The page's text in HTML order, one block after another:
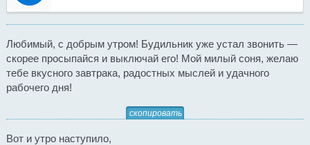
Любимый, с добрым утром! Будильник уже устал звонить —
скорее просыпайся и выключай его! Мой милый соня, желаю
тебе вкусного завтрака, радостных мыслей и удачного
рабочего дня!
скопировать
Вот и утро наступило,